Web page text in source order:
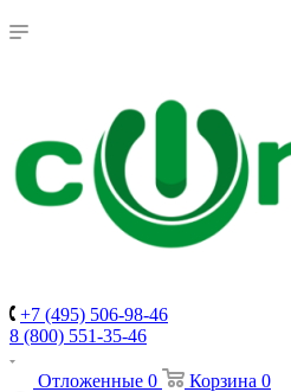
+7 (495) 506-98-46
8 (800) 551-35-46
Отложенные 0 Корзина 0